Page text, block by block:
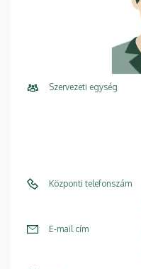
Szervezeti egység
Központi telefonszám
E-mail cím